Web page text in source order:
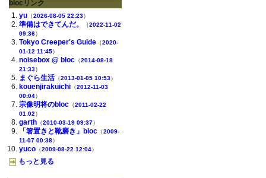
blocリンク
yu（2026-08-05 22:23）
準備はできてんだ。 （2022-11-02
09:36）
Tokyo Creeper's Guide（2020-
01-12 11:45）
noisebox @ bloc（2014-08-18
21:33）
まぐら生活（2013-01-05 10:53）
kouenjirakuichi（2012-11-03
00:04）
宗像明将のbloc（2011-02-22
01:02）
garth（2010-03-19 09:37）
「箸置きと靴磨き」bloc（2009-
11-07 00:38）
yuco（2009-08-22 12:04）
もっと見る